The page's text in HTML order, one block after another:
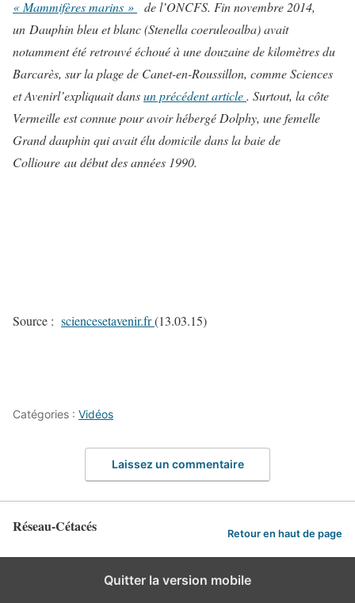
« Mammifères marins »
de l’ONCFS. Fin novembre 2014,
un Dauphin bleu et blanc (Stenella coeruleoalba) avait
notamment été retrouvé échoué à une douzaine de kilomètres du
Barcarès, sur la plage de Canet-en-Roussillon, commeSciences
et Avenirl’expliquait dansun précédent article. Surtout, la côte
Vermeille est connue pour avoir hébergé Dolphy, une femelle
Grand dauphin qui avait élu domicile dans la baie de
Collioure au début des années 1990.
Source : sciencesetavenir.fr(13.03.15)
Catégories : Vidéos
Laissez un commentaire
Réseau-Cétacés Retour en haut de page
Quitter la version mobile